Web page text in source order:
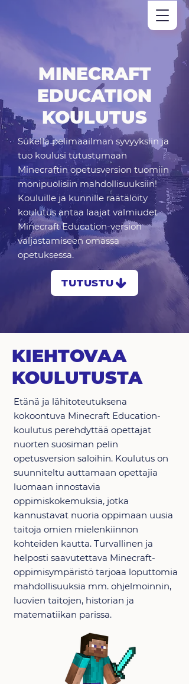
MINECRAFT
EDUCATION
KOULUTUS
Sukella pelimaailman syvyyksiin ja
tuo koulusi tutustumaan
Minecraftin opetusversion tuomiin
monipuolisiin mahdollisuuksiin!
Kouluille ja kunnille räätälöity
koulutus antaa laajat valmiudet
Minecraft Education-version
valjastamiseen omassa
opetuksessa.
TUTUSTU
KIEHTOVAA
KOULUTUSTA
Etänä ja lähitoteutuksena
kokoontuva Minecraft Education-
koulutus perehdyttää opettajat
nuorten suosiman pelin
opetusversion saloihin. Koulutus on
suunniteltu auttamaan opettajia
luomaan innostavia
oppimiskokemuksia, jotka
kannustavat nuoria oppimaan uusia
taitoja omien mielenkiinnon
kohteiden kautta. Turvallinen ja
helposti saavutettava Minecraft-
oppimisympäristö tarjoaa loputtomia
mahdollisuuksia mm. ohjelmoinnin,
luovien taitojen, historian ja
matematiikan parissa.